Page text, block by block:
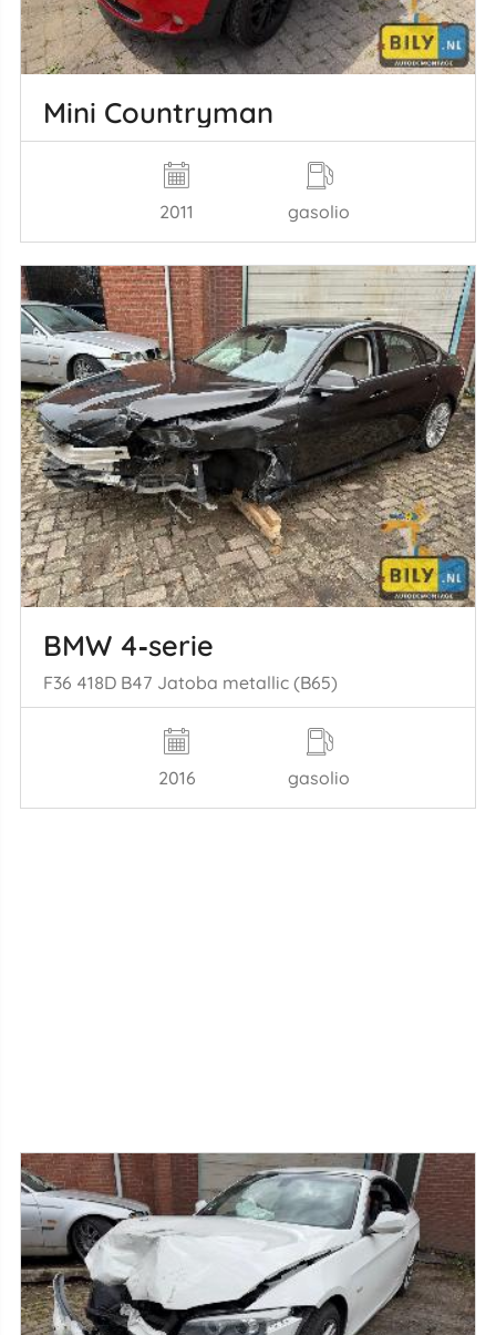
Mini Countryman
2011 gasolio
BMW 4‑serie
F36 418D B47 Jatoba metallic (B65)
2016 gasolio